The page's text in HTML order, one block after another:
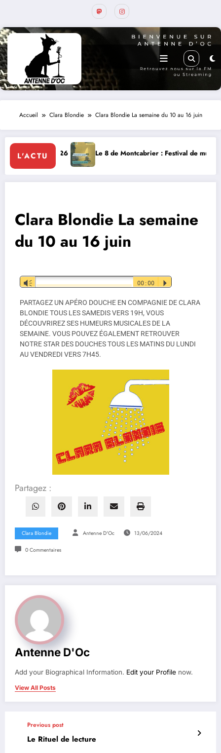
Accueil Clara Blondie Clara Blondie La semaine du 10 au 16 juin
L'ACTU
Le 8 de Montcabrier : Festival de musique classique le 8 et 9 août
Clara Blondie La semaine
du 10 au 16 juin
Lecteur
audio
Vm 00:00 P
PARTAGEZ UN APÉRO DOUCHE EN COMPAGNIE DE CLARA
BLONDIE TOUS LES SAMEDIS VERS 19H, VOUS
DÉCOUVRIREZ SES HUMEURS MUSICALES DE LA
SEMAINE. VOUS POUVEZ ÉGALEMENT RETROUVER
NOTRE STAR DES DOUCHES TOUS LES MATINS DU LUNDI
AU VENDREDI VERS 7H45.
Partagez :
Clara Blondie Antenne D'Oc 13/06/2024
0 Commentaires
Antenne D'Oc
Add your Biographical Information. Edit your Profile now.
View All Posts
Previous post
Le Rituel de lecture